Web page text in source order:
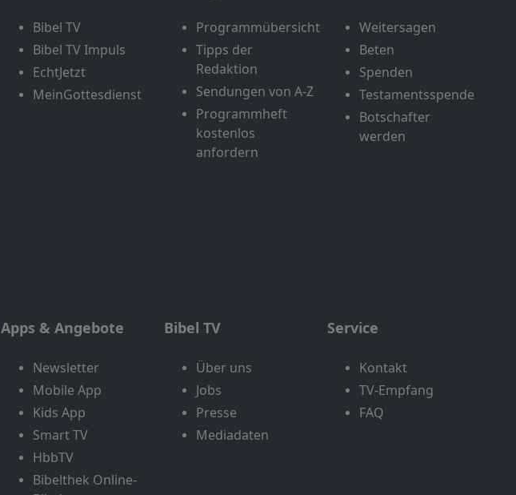
Bibel TV
Bibel TV Impuls
EchtJetzt
MeinGottesdienst
Programmübersicht
Tipps der
Redaktion
Sendungen von A-Z
Programmheft
kostenlos
anfordern
Weitersagen
Beten
Spenden
Testamentsspende
Botschafter
werden
Apps & Angebote
Newsletter
Mobile App
Kids App
Smart TV
HbbTV
Bibelthek Online-
Bibel TV
Über uns
Jobs
Presse
Mediadaten
Service
Kontakt
TV-Empfang
FAQ